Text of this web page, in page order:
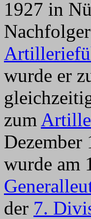
1927 in
wurde er
zum
Dezember
wurde am
der 7.